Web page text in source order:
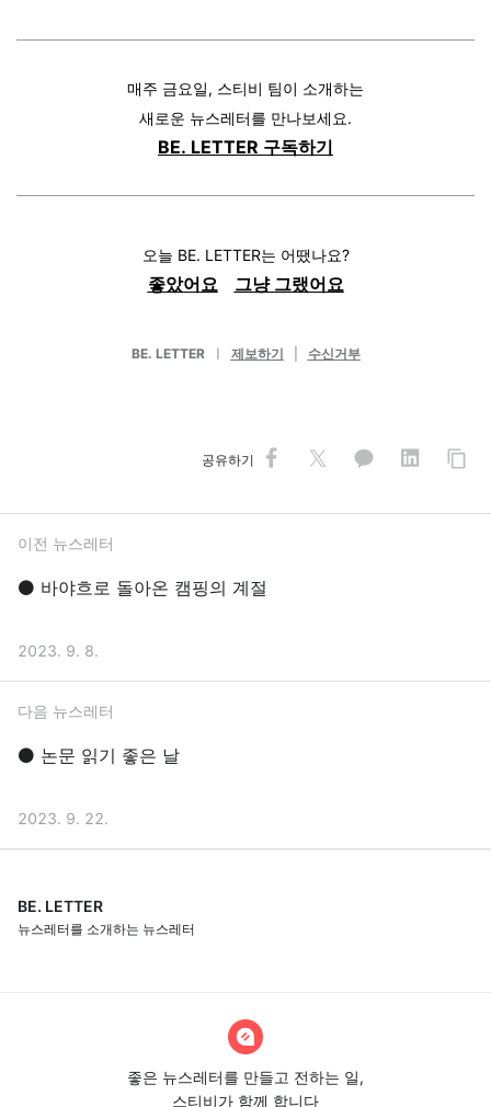
매주 금요일, 스티비 팀이 소개하는
새로운 뉴스레터를 만나보세요.
BE. LETTER 구독하기
오늘 BE. LETTER는 어땠나요?
좋았어요 그냥 그랬어요
BE. LETTER ㅣ 제보하기 수신거부
공유하기
이전 뉴스레터
⚫️ 바야흐로 돌아온 캠핑의 계절
2023. 9. 8.
다음 뉴스레터
⚫️ 논문 읽기 좋은 날
2023. 9. 22.
BE. LETTER
뉴스레터를 소개하는 뉴스레터
좋은 뉴스레터를 만들고 전하는 일,
스티비가 함께 합니다